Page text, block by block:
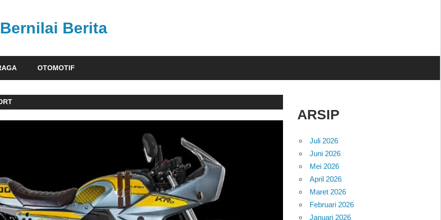
Berita
OTOMOTIF
ARSIP
Juli 2026
Juni 2026
Mei 2026
April 2026
Maret 2026
Februari 2026
Januari 2026